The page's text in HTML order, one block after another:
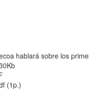
hablará sobre los
(1p.)